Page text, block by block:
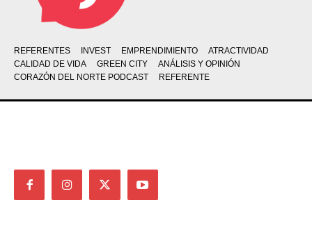
REFERENTES INVEST EMPRENDIMIENTO
ATRACTIVIDAD
CALIDAD DE VIDA
GREEN CITY
ANÁLISIS Y OPINIÓN
CORAZÓN DEL NORTE PODCAST
REFERENTE